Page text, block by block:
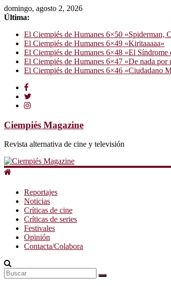
domingo, agosto 2, 2026
Última:
El Ciempiés de Humanes 6×50 «Spiderman,
El Ciempiés de Humanes 6×49 «Kiritaaaaa»
El Ciempiés de Humanes 6×48 «El Síndrome
El Ciempiés de Humanes 6×47 «De nada por
El Ciempiés de Humanes 6×46 «Ciudadano
Ciempiés Magazine
Revista alternativa de cine y televisión
Reportajes
Noticias
Críticas de cine
Críticas de series
Festivales
Opinión
Contacta/Colabora